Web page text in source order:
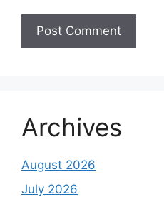
Archives
August 2026
July 2026